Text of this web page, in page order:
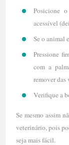
Posicione
acessível
Se o animal
Pressione
com a
remover das
Verifique a
Se mesmo assim
veterinário, pois
seja mais fácil.